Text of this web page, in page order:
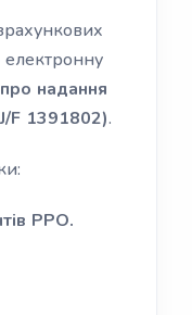
електронну
надання
F 1391802).
РРО.